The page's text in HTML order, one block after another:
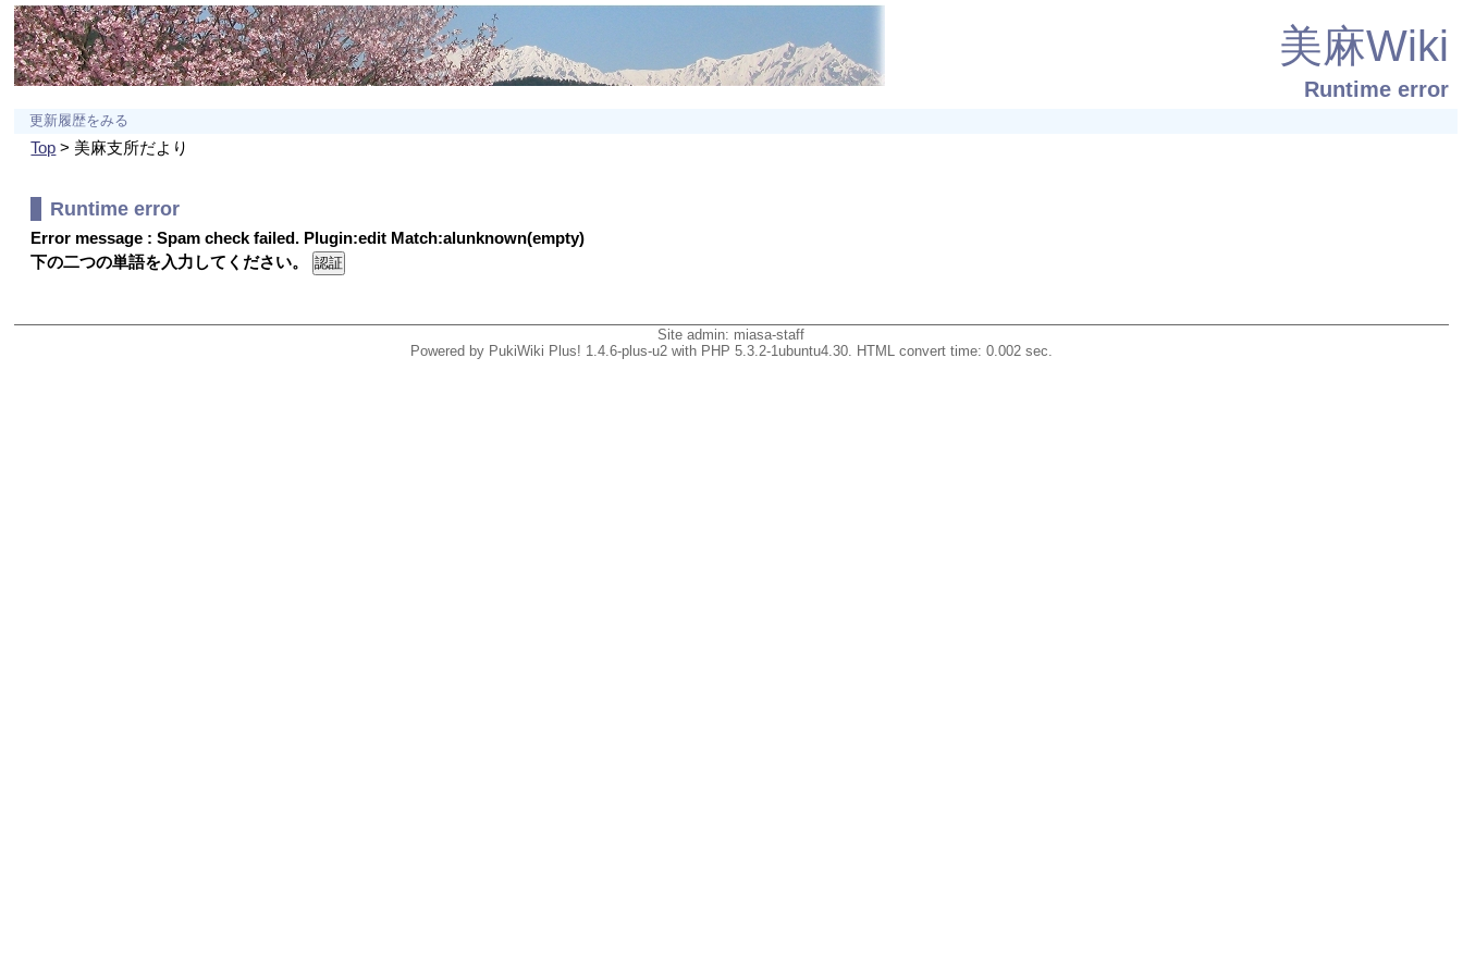
美麻Wiki
Runtime error
更新履歴をみる
Top > 美麻支所だより
Runtime error
Error message : Spam check failed. Plugin:edit Match:alunknown(empty)
下の二つの単語を入力してください。
Site admin: miasa-staff
Powered by PukiWiki Plus! 1.4.6-plus-u2 with PHP 5.3.2-1ubuntu4.30. HTML convert time: 0.002 sec.